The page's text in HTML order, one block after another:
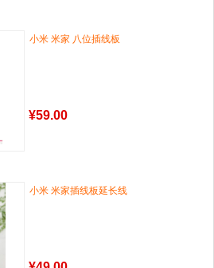
小米 米家 八位插线板
¥59.00
小米 米家插线板延长线